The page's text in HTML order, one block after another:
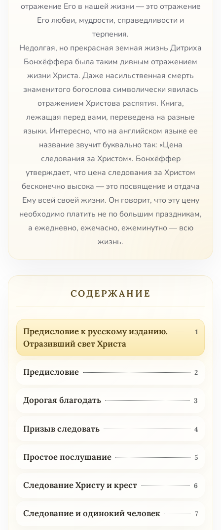
отражение Его в нашей жизни — это отражение
Его любви, мудрости, справедливости и
терпения.
Недолгая, но прекрасная земная жизнь Дитриха
Бонхёффера была таким дивным отражением
жизни Христа. Даже насильственная смерть
знаменитого богослова символически явилась
отражением Христова распятия. Книга,
лежащая перед вами, переведена на разные
языки. Интересно, что на английском языке ее
название звучит буквально так: «Цена
следования за Христом». Бонхёффер
утверждает, что цена следования за Христом
бесконечно высока — это посвящение и отдача
Ему всей своей жизни. Он говорит, что эту цену
необходимо платить не по большим праздникам,
а ежедневно, ежечасно, ежеминутно — всю
жизнь.
СОДЕРЖАНИЕ
Предисловие к русскому изданию.
Отразивший свет Христа
1
Предисловие 2
Дорогая благодать 3
Призыв следовать 4
Простое послушание 5
Следование Христу и крест 6
Следование и одинокий человек 7